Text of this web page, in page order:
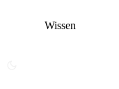
Wissen